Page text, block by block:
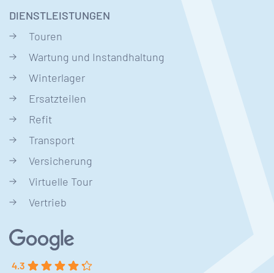
DIENSTLEISTUNGEN
Touren
Wartung und Instandhaltung
Winterlager
Ersatzteilen
Refit
Transport
Versicherung
Virtuelle Tour
Vertrieb
4.3